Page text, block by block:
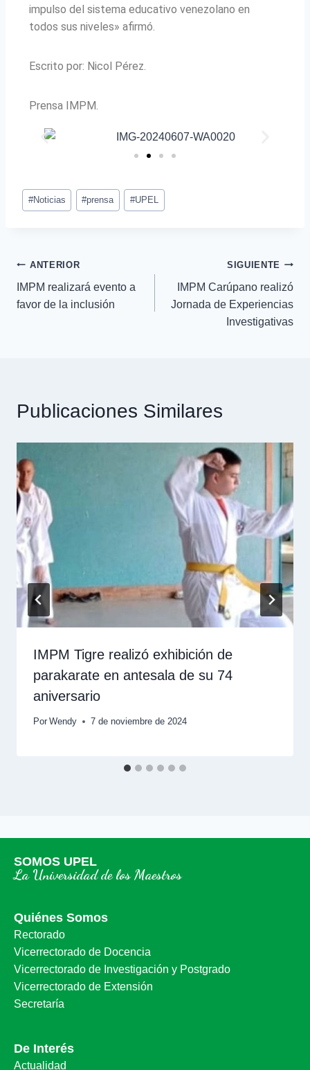
impulso del sistema educativo venezolano en
todos sus niveles» afirmó.
Escrito por: Nicol Pérez.
Prensa IMPM.
#Noticias #prensa #UPEL
ANTERIOR
IMPM realizará evento a
favor de la inclusión
SIGUIENTE
IMPM Carúpano realizó
Jornada de Experiencias
Investigativas
Publicaciones Similares
IMPM Tigre realizó exhibición de
parakarate en antesala de su 74
aniversario
Por Wendy 7 de noviembre de 2024
SOMOS UPEL
La Universidad de los Maestros
Quiénes Somos
Rectorado
Vicerrectorado de Docencia
Vicerrectorado de Investigación y Postgrado
Vicerrectorado de Extensión
Secretaría
De Interés
Actualidad